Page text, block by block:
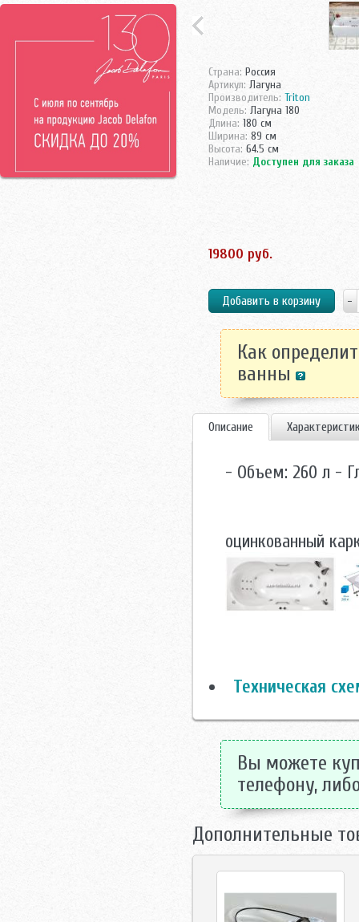
Страна: Россия
Артикул: Лагуна
Производитель: Triton
Модель: Лагуна 180
Длина: 180 см
Ширина: 89 см
Высота: 64.5 см
Наличие: Доступен для заказа
19800 руб.
Как
ванны
Описание
- Объем: 260 л -
оцинкованный
Техническая
Вы можете
телефону,
Дополнительные